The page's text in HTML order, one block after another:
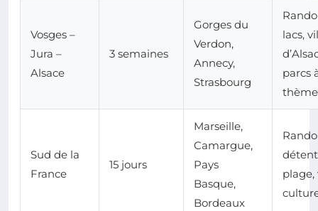
Vosges –
Jura –
Alsace
3 semaines
Gorges du
Verdon,
Annecy,
Strasbourg
lacs,
parcs
thème
Sud de la
France
15 jours
Marseille,
Camargue,
Pays
Basque,
Bordeaux
plage,